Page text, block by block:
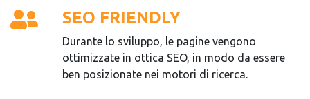
SEO FRIENDLY
Durante lo sviluppo, le pagine vengono
ottimizzate in ottica SEO, in modo da essere
ben posizionate nei motori di ricerca.